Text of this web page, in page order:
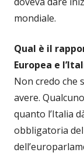
mondiale.
Qual è il
Europea e
Non credo che
avere.
quanto l’Italia
obbligatoria